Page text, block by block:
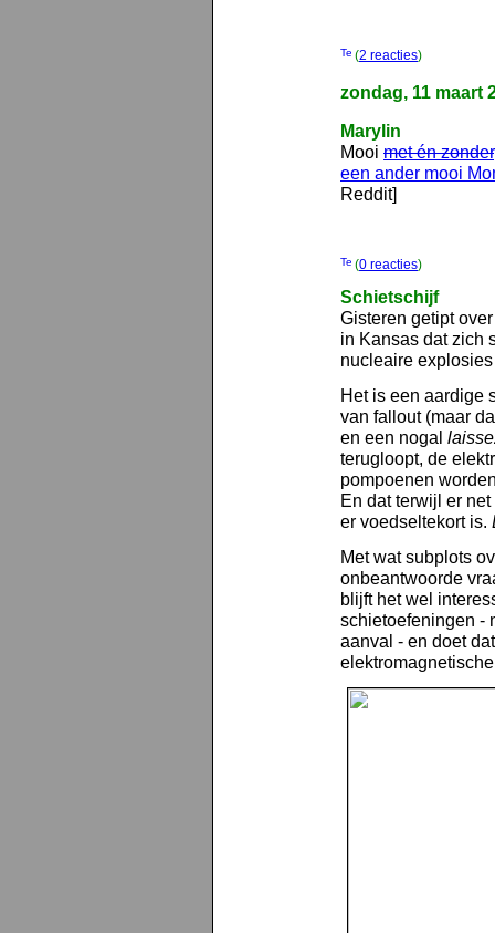
(2 reacties)
zondag, 11 maart
Marylin
Mooi met én zonder
een ander mooi
Reddit]
(0 reacties)
Schietschijf
Gisteren getipt
in Kansas dat zich
nucleaire
Het is een aardige
van fallout (maar
en een nogal
terugloopt, de
pompoenen
En dat terwijl er
er voedseltekort is.
Met wat subplots
onbeantwoorde
blijft het wel
schietoefeningen -
aanval - en doet